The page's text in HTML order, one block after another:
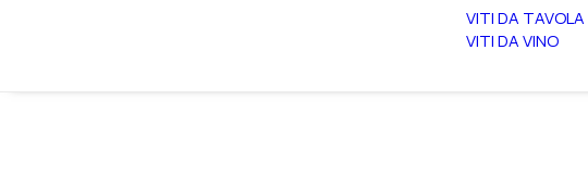
VITI DA TAVOLA
VITI DA VINO